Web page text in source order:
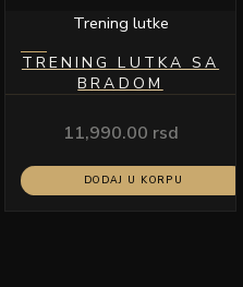
Trening lutke
TRENING LUTKA SA
BRADOM
11,990.00 rsd
DODAJ U KORPU